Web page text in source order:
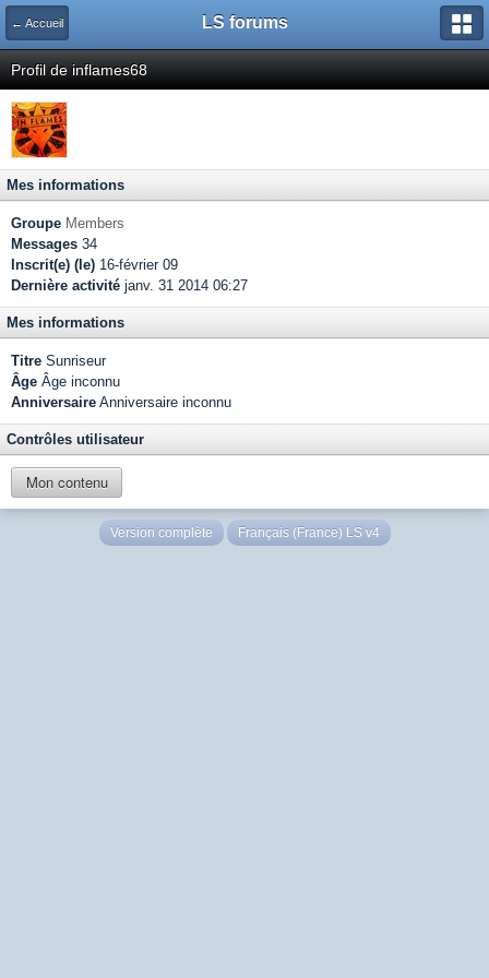
← Accueil LS forums
Profil de inflames68
Mes informations
Groupe Members
Messages 34
Inscrit(e) (le) 16-février 09
Dernière activité janv. 31 2014 06:27
Mes informations
Titre Sunriseur
Âge Âge inconnu
Anniversaire Anniversaire inconnu
Contrôles utilisateur
Mon contenu
Version complète Français (France) LS v4